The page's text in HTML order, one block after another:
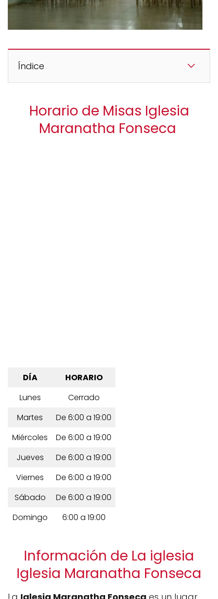
Índice
Horario de Misas Iglesia
Maranatha Fonseca
DÍA
HORARIO
Lunes
Cerrado
Martes
De 6:00 a 19:00
Miércoles
De 6:00 a 19:00
Jueves
De 6:00 a 19:00
Viernes
De 6:00 a 19:00
Sábado
De 6:00 a 19:00
Domingo
6:00 a 19:00
Información de La iglesia
Iglesia Maranatha Fonseca